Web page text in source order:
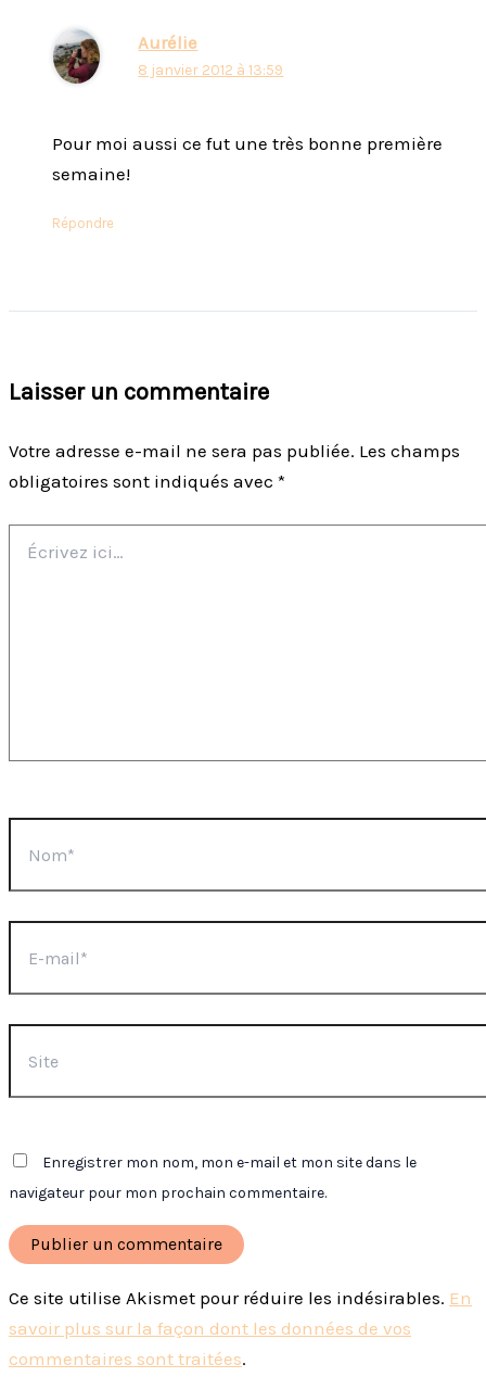
Aurélie
8 janvier 2012 à 13:59
Pour moi aussi ce fut une très bonne première
semaine!
Répondre
Laisser un commentaire
Votre adresse e-mail ne sera pas publiée. Les champs
obligatoires sont indiqués avec *
ici…
mail*
Enregistrer mon nom, mon e-mail et mon site dans le
navigateur pour mon prochain commentaire.
Ce site utilise Akismet pour réduire les indésirables. En
savoir plus sur la façon dont les données de vos
commentaires sont traitées.